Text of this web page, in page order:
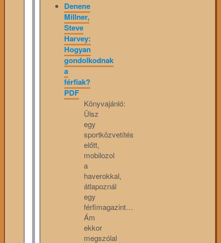
Denene
Millner,
Steve
Harvey:
Hogyan
gondolkodnak
a
férfiak?
PDF
Könyvajánló:
Ülsz
egy
sportközvetítés
előtt,
mobilozol
a
haverokkal,
átlapoznál
egy
férfimagazint…
Ám
ekkor
megszólal